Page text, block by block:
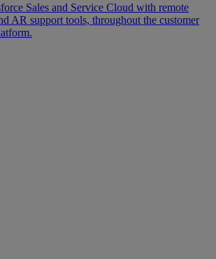
Sales and Service Cloud with remote
AR support tools, throughout the customer